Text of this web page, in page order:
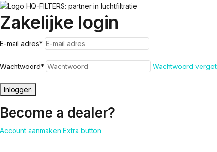
Zakelijke login
E-mail adres*
Wachtwoord* Wachtwoord
Inloggen
Become a dealer?
Account aanmaken Extra button